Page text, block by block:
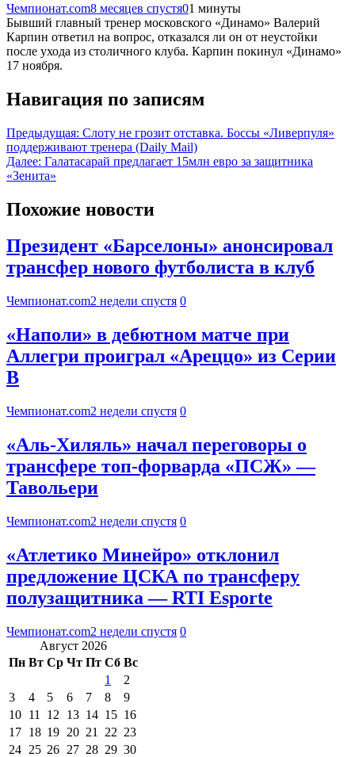
Чемпионат.com8 месяцев спустя01 минуты
Бывший главный тренер московского «Динамо» Валерий
Карпин ответил на вопрос, отказался ли он от неустойки
после ухода из столичного клуба. Карпин покинул «Динамо»
17 ноября.
Навигация по записям
Предыдущая: Слоту не грозит отставка. Боссы «Ливерпуля»
поддерживают тренера (Daily Mail)
Далее: Галатасарай предлагает 15млн евро за защитника
«Зенита»
Похожие новости
Президент «Барселоны» анонсировал
трансфер нового футболиста в клуб
Чемпионат.com2 недели спустя 0
«Наполи» в дебютном матче при
Аллегри проиграл «Ареццо» из Серии
B
Чемпионат.com2 недели спустя 0
«Аль-Хиляль» начал переговоры о
трансфере топ-форварда «ПСЖ» —
Тавольери
Чемпионат.com2 недели спустя 0
«Атлетико Минейро» отклонил
предложение ЦСКА по трансферу
полузащитника — RTI Esporte
Чемпионат.com2 недели спустя 0
Август 2026
Пн Вт Ср Чт Пт Сб Вс
1
2
3
4 5 6 7 8
9
10 11 12 13 14 15 16
17 18 19 20 21 22 23
24 25 26 27 28 29 30